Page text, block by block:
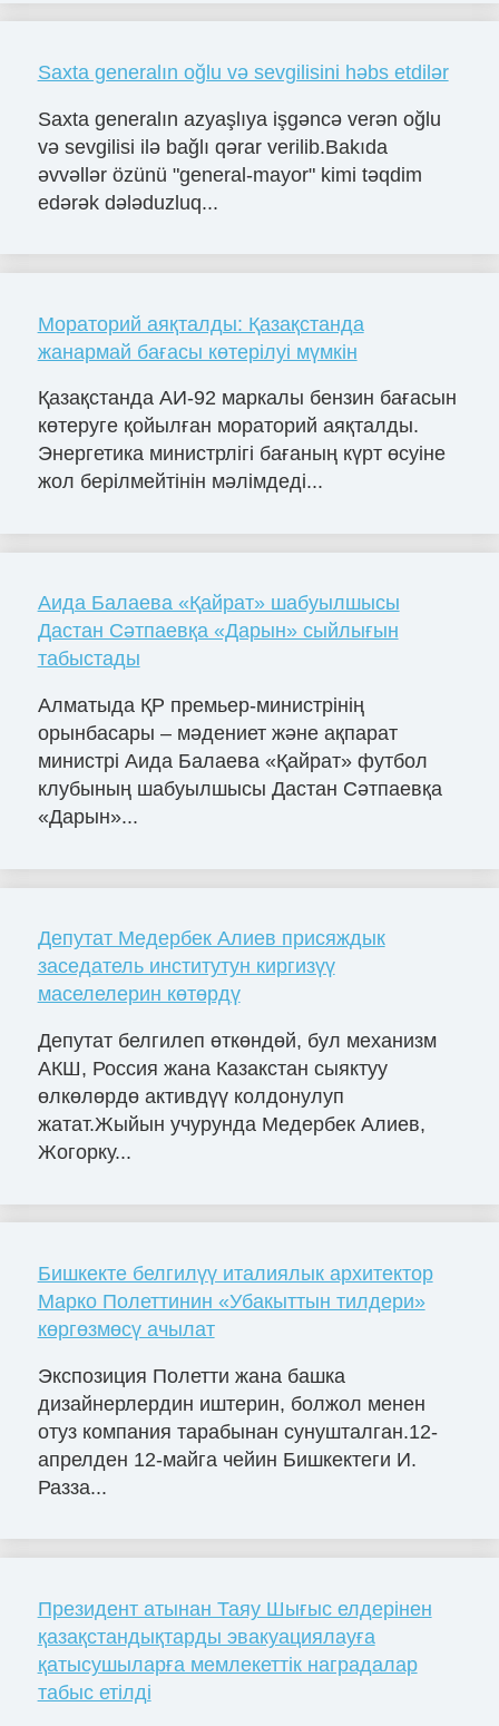
Saxta generalın oğlu və sevgilisini həbs etdilər
Saxta generalın azyaşlıya işgəncə verən oğlu
və sevgilisi ilə bağlı qərar verilib.Bakıda
əvvəllər özünü "general-mayor" kimi təqdim
edərək dələduzluq...
Мораторий аяқталды: Қазақстанда
жанармай бағасы көтерілуі мүмкін
Қазақстанда АИ-92 маркалы бензин бағасын
көтеруге қойылған мораторий аяқталды.
Энергетика министрлігі бағаның күрт өсуіне
жол берілмейтінін мәлімдеді...
Аида Балаева «Қайрат» шабуылшысы
Дастан Сәтпаевқа «Дарын» сыйлығын
табыстады
Алматыда ҚР премьер-министрінің
орынбасары – мәдениет және ақпарат
министрі Аида Балаева «Қайрат» футбол
клубының шабуылшысы Дастан Сәтпаевқа
«Дарын»...
Депутат Медербек Алиев присяждык
заседатель институтун киргизүү
маселелерин көтөрдү
Депутат белгилеп өткөндөй, бул механизм
АКШ, Россия жана Казакстан сыяктуу
өлкөлөрдө активдүү колдонулуп
жатат.Жыйын учурунда Медербек Алиев,
Жогорку...
Бишкекте белгилүү италиялык архитектор
Марко Полеттинин «Убакыттын тилдери»
көргөзмөсү ачылат
Экспозиция Полетти жана башка
дизайнерлердин иштерин, болжол менен
отуз компания тарабынан сунушталган.12-
апрелден 12-майга чейин Бишкектеги И.
Разза...
Президент атынан Таяу Шығыс елдерінен
қазақстандықтарды эвакуациялауға
қатысушыларға мемлекеттік наградалар
табыс етілді